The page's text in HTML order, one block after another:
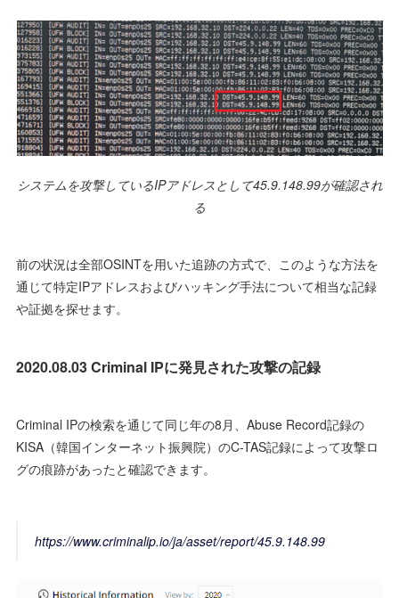
システムを攻撃しているIPアドレスとして45.9.148.99が確認され
る
前の状況は全部OSINTを用いた追跡の方式で、このような方法を
通じて特定IPアドレスおよびハッキング手法について相当な記録
や証拠を探せます。
2020.08.03 Criminal IPに発見された攻撃の記録
Criminal IPの検索を通じて同じ年の8月、Abuse Record記録の
KISA（韓国インターネット振興院）のC-TAS記録によって攻撃ロ
グの痕跡があったと確認できます。
https://www.criminalip.io/ja/asset/report/45.9.148.99